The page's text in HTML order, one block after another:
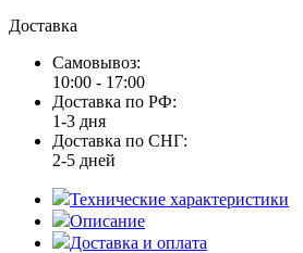
Доставка
Самовывоз:
10:00 - 17:00
Доставка по РФ:
1-3 дня
Доставка по СНГ:
2-5 дней
Технические характеристики
Описание
Доставка и оплата